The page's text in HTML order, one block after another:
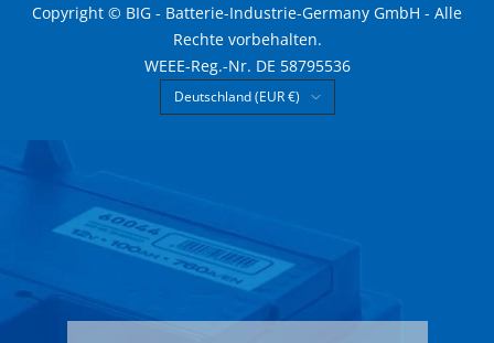
Land/Region
Deutschland (EUR €)
Copyright © BIG - Batterie-Industrie-Germany GmbH - Alle
Rechte vorbehalten.
WEEE-Reg.-Nr. DE 58795536